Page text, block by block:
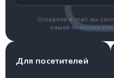
Для посетителей
Оставляя e-mail, вы
нашей политики